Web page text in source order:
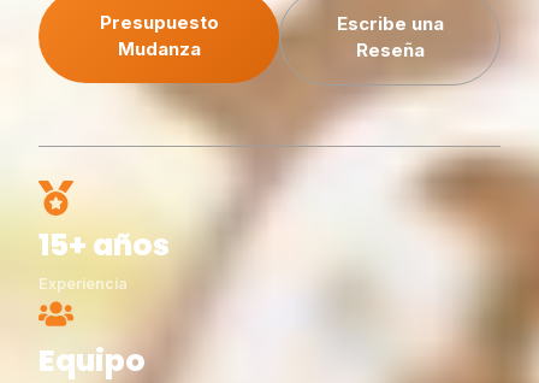
Presupuesto
Mudanza
Escribe una
Reseña
15+ años
Experiencia
Equipo